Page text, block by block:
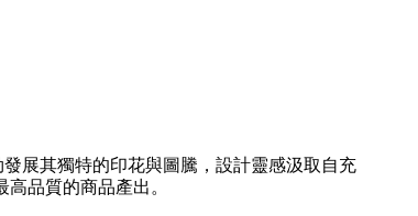
其獨特的印花與圖騰，設計靈感汲取自充
品質的商品產出。